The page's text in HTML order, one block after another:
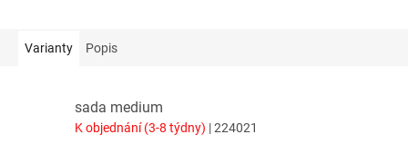
Varianty Popis
sada medium
K objednání (3-8 týdny) | 224021